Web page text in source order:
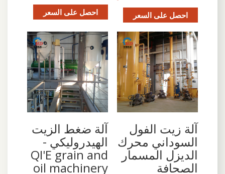
احصل على السعر احصل على السعر
آلة زيت الفول
السوداني محرك
الديزل المسمار
الصحافة
آلة ضغط الزيت
الهيدروليكي -
QI'E grain and
oil machinery